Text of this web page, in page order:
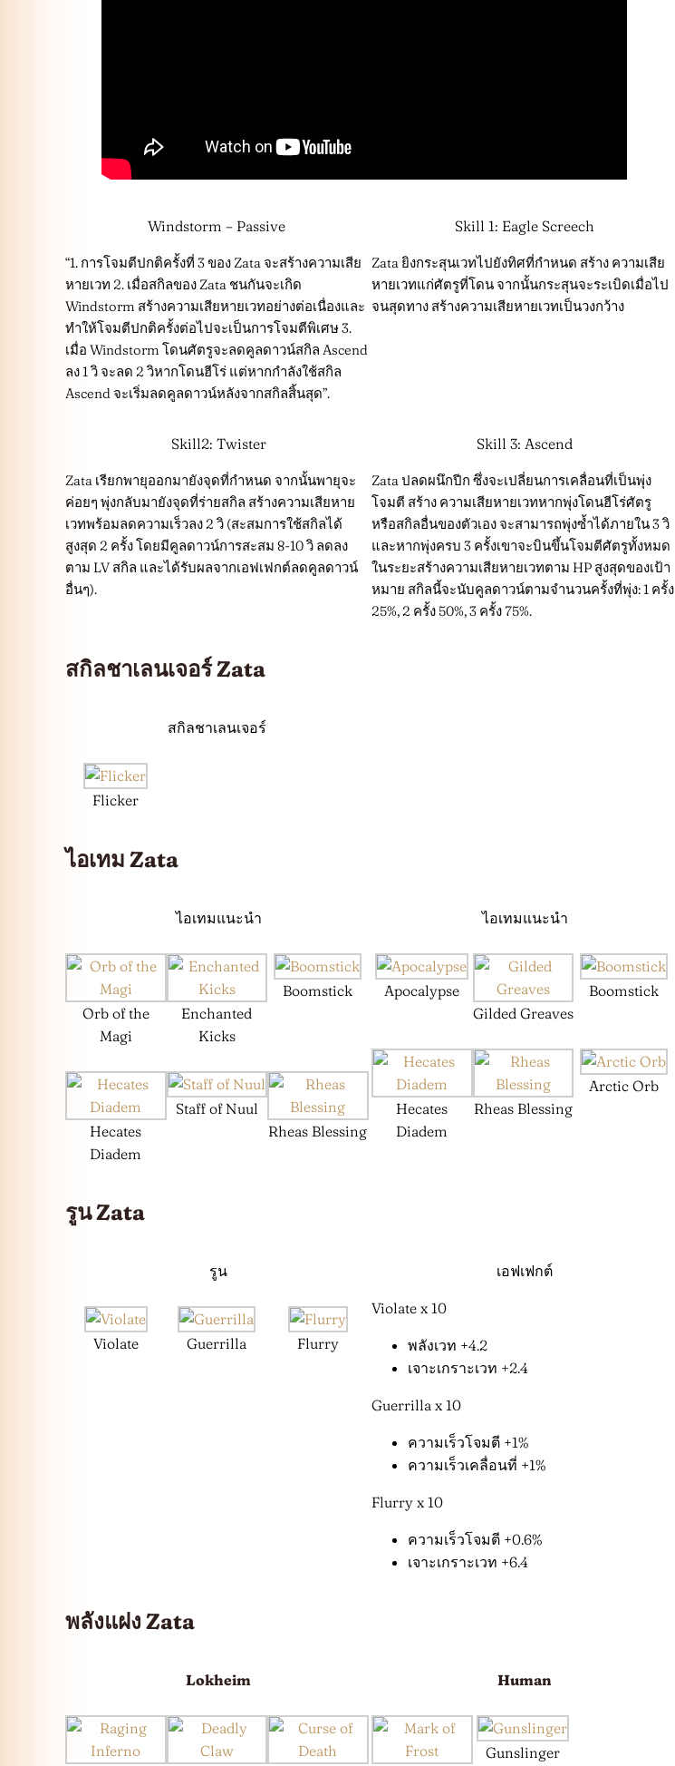
Windstorm – Passive
“1. การโจมตีปกติครั้งที่ 3 ของ Zata จะสร้างความเสีย
หายเวท 2. เมื่อสกิลของ Zata ชนกันจะเกิด
Windstorm สร้างความเสียหายเวทอย่างต่อเนื่องและ
ทำให้โจมตีปกติครั้งต่อไปจะเป็นการโจมตีพิเศษ 3.
เมื่อ Windstorm โดนศัตรูจะลดคูลดาวน์สกิล Ascend
ลง 1 วิ จะลด 2 วิหากโดนฮีโร่ แต่หากกำลังใช้สกิล
Ascend จะเริ่มลดคูลดาวน์หลังจากสกิลสิ้นสุด”.
Skill 1: Eagle Screech
Zata ยิงกระสุนเวทไปยังทิศที่กำหนด สร้าง ความเสีย
หายเวทแก่ศัตรูที่โดน จากนั้นกระสุนจะระเบิดเมื่อไป
จนสุดทาง สร้างความเสียหายเวทเป็นวงกว้าง
Skill2: Twister
Zata เรียกพายุออกมายังจุดที่กำหนด จากนั้นพายุจะ
ค่อยๆ พุ่งกลับมายังจุดที่ร่ายสกิล สร้างความเสียหาย
เวทพร้อมลดความเร็วลง 2 วิ (สะสมการใช้สกิลได้
สูงสุด 2 ครั้ง โดยมีคูลดาวน์การสะสม 8-10 วิ ลดลง
ตาม LV สกิล และได้รับผลจากเอฟเฟกต์ลดคูลดาวน์
อื่นๆ).
Skill 3: Ascend
Zata ปลดผนึกปีก ซึ่งจะเปลี่ยนการเคลื่อนที่เป็นพุ่ง
โจมตี สร้าง ความเสียหายเวทหากพุ่งโดนฮีโร่ศัตรู
หรือสกิลอื่นของตัวเอง จะสามารถพุ่งซ้ำได้ภายใน 3 วิ
และหากพุ่งครบ 3 ครั้งเขาจะบินขึ้นโจมตีศัตรูทั้งหมด
ในระยะสร้างความเสียหายเวทตาม HP สูงสุดของเป้า
หมาย สกิลนี้จะนับคูลดาวน์ตามจำนวนครั้งที่พุ่ง: 1 ครั้ง
25%, 2 ครั้ง 50%, 3 ครั้ง 75%.
สกิลชาเลนเจอร์ Zata
สกิลชาเลนเจอร์
Flicker
ไอเทม Zata
ไอเทมแนะนำ
Orb of the
Magi
Enchanted
Kicks
Boomstick
Hecates
Diadem
Staff of Nuul
Rheas Blessing
ไอเทมแนะนำ
Apocalypse
Gilded Greaves
Boomstick
Hecates
Diadem
Rheas Blessing
Arctic Orb
รูน Zata
รูน
Violate Guerrilla Flurry
เอฟเฟกต์
Violate x 10
พลังเวท +4.2
เจาะเกราะเวท +2.4
Guerrilla x 10
ความเร็วโจมตี +1%
ความเร็วเคลื่อนที่ +1%
Flurry x 10
ความเร็วโจมตี +0.6%
เจาะเกราะเวท +6.4
พลังแฝง Zata
Lokheim Human
Gunslinger